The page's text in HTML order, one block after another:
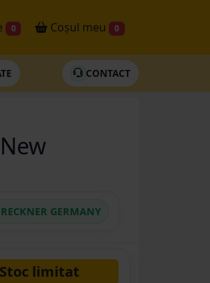
0 Coșul meu 0
CONTACT
GERMANY
Stoc limitat